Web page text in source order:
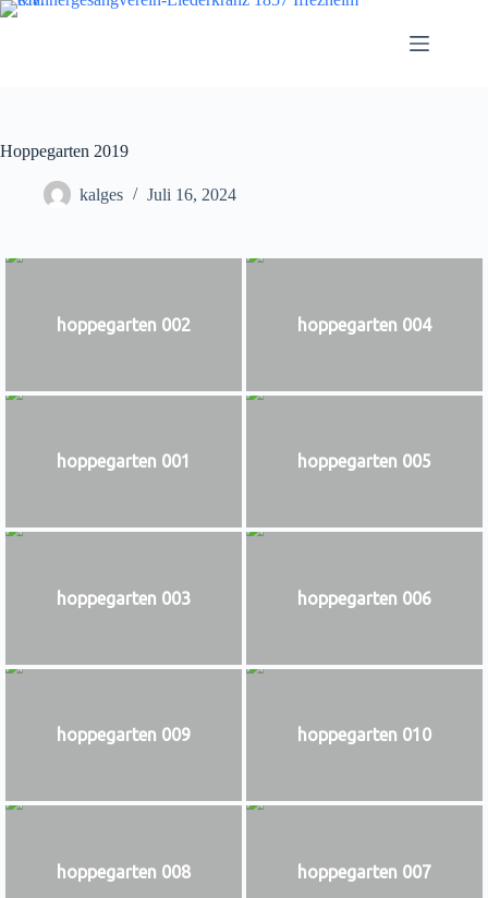
Zum
Hoppegarten 2019
kalges Juli 16, 2024
hoppegarten 002 hoppegarten 004
hoppegarten 001 hoppegarten 005
hoppegarten 003 hoppegarten 006
hoppegarten 009 hoppegarten 010
hoppegarten 008 hoppegarten 007